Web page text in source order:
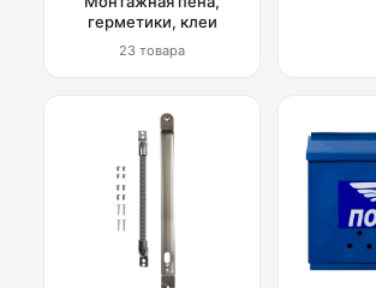
герметики, клеи
23 товара